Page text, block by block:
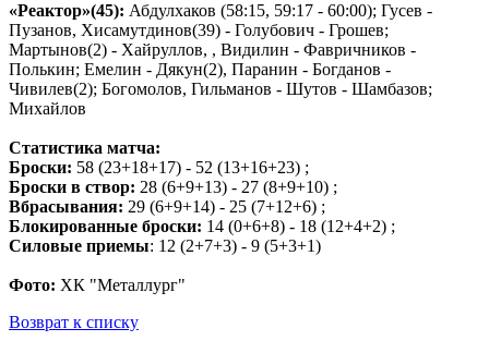
«Реактор»(45): Абдулхаков (58:15, 59:17 - 60:00); Гусев -
Пузанов, Хисамутдинов(39) - Голубович - Грошев;
Мартынов(2) - Хайруллов, , Видилин - Фавричников -
Полькин; Емелин - Дякун(2), Паранин - Богданов -
Чивилев(2); Богомолов, Гильманов - Шутов - Шамбазов;
Михайлов
Статистика матча:
Броски: 58 (23+18+17) - 52 (13+16+23) ;
Броски в створ: 28 (6+9+13) - 27 (8+9+10) ;
Вбрасывания: 29 (6+9+14) - 25 (7+12+6) ;
Блокированные броски: 14 (0+6+8) - 18 (12+4+2) ;
Силовые приемы: 12 (2+7+3) - 9 (5+3+1)
Фото: ХК "Металлург"
Возврат к списку